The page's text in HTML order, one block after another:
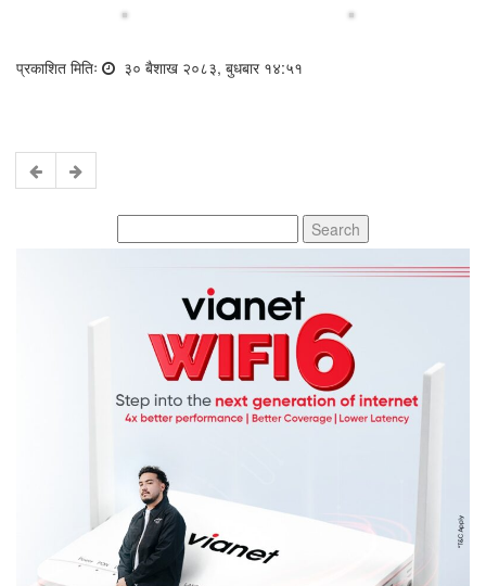
प्रकाशित मितिः ३० बैशाख २०८३, बुधबार १४:५१
for: